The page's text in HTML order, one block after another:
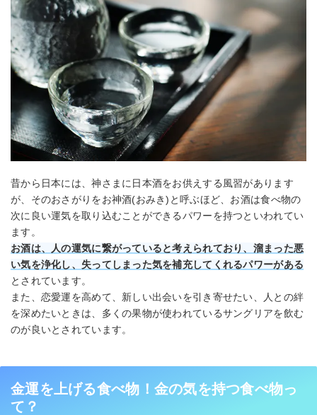
昔から日本には、神さまに日本酒をお供えする風習があります
が、そのおさがりをお神酒(おみき)と呼ぶほど、お酒は食べ物の
次に良い運気を取り込むことができるパワーを持つといわれてい
ます。
お酒は、人の運気に繋がっていると考えられており、溜まった悪
い気を浄化し、失ってしまった気を補充してくれるパワーがある
とされています。
また、恋愛運を高めて、新しい出会いを引き寄せたい、人との絆
を深めたいときは、多くの果物が使われているサングリアを飲む
のが良いとされています。
金運を上げる食べ物！金の気を持つ食べ物っ
て？